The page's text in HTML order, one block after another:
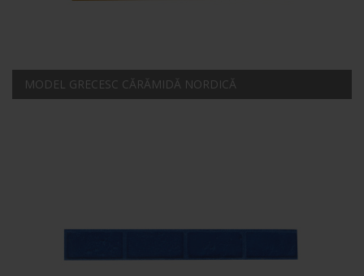
MODEL GRECESC CĂRĂMIDĂ NORDICĂ